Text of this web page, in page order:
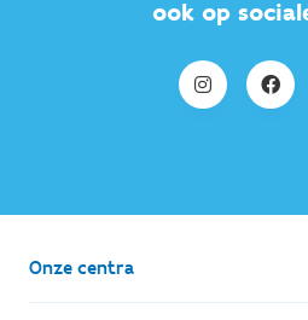
ook op
Onze centra